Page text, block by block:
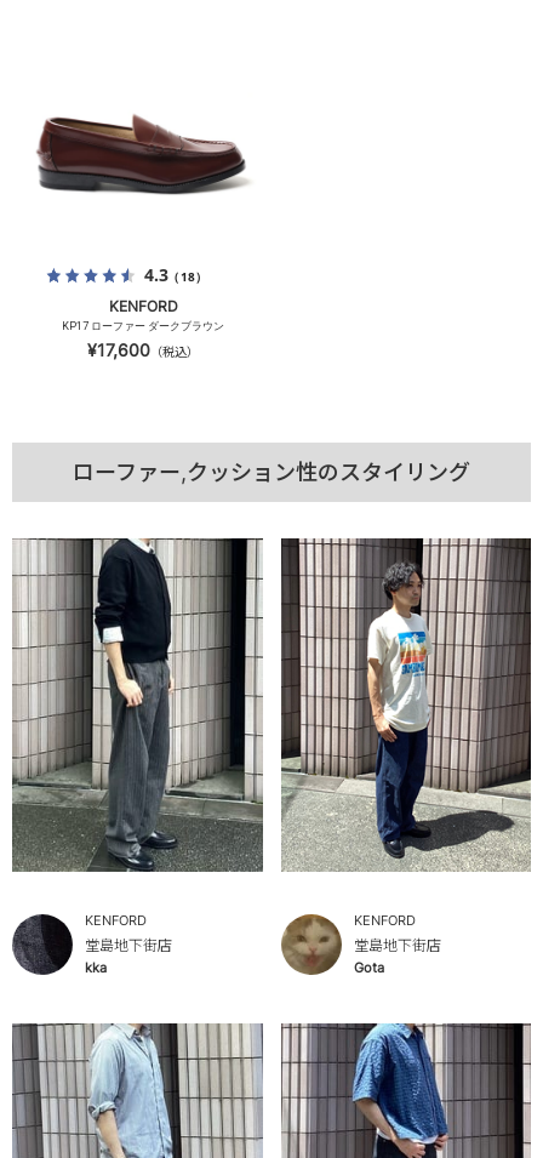
4.3（18）
KENFORD
KP17 ローファー ダークブラウン
¥17,600 （税込）
ローファー,クッション性のスタイリング
KENFORD
堂島地下街店
kka
KENFORD
堂島地下街店
Gota